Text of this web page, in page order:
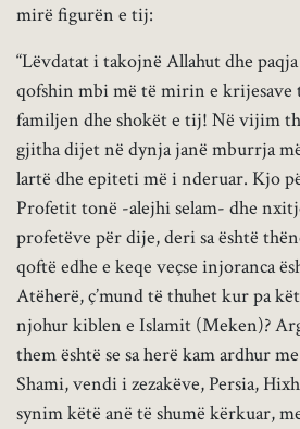
mirë figurën e tij:
“Lëvdatat i takojnë Allahut dhe
qofshin mbi më të mirin e
familjen dhe shokët e tij! Në vijim
gjitha dijet në dynja janë mburrja
lartë dhe epiteti më i nderuar. Kjo
Profetit tonë -alejhi selam- dhe
profetëve për dije, deri sa është
qoftë edhe e keqe veçse injoranca
Atëherë, ç’mund të thuhet kur pa
njohur kiblen e Islamit (Meken)?
them është se sa herë kam ardhur
Shami, vendi i zezakëve, Persia,
synim këtë anë të shumë kërkuar,